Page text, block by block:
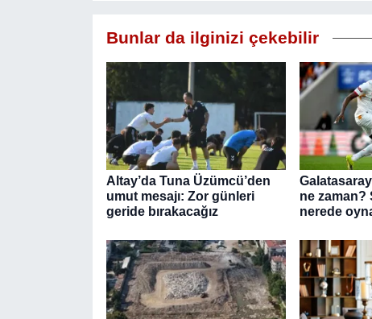
Bunlar da ilginizi çekebilir
Altay’da Tuna Üzümcü’den
umut mesajı: Zor günleri
geride bırakacağız
ne zaman?
nerede